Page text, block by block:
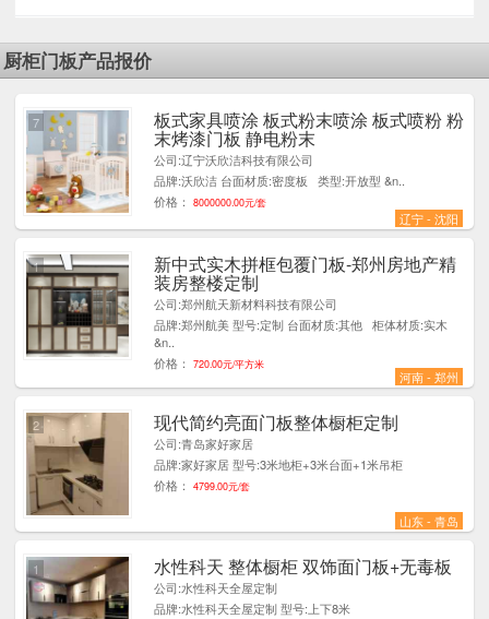
厨柜门板产品报价
板式家具喷涂 板式粉末喷涂 板式喷粉 粉
末烤漆门板 静电粉末
公司:辽宁沃欣洁科技有限公司
品牌:沃欣洁 台面材质:密度板 类型:开放型 &n..
价格：
8000000.00元/套
辽宁 - 沈阳
7
新中式实木拼框包覆门板-郑州房地产精
装房整楼定制
公司:郑州航天新材料科技有限公司
品牌:郑州航美 型号:定制 台面材质:其他 柜体材质:实木
&n..
价格：
720.00元/平方米
河南 - 郑州
1
现代简约亮面门板整体橱柜定制
公司:青岛家好家居
品牌:家好家居 型号:3米地柜+3米台面+1米吊柜
价格：
4799.00元/套
山东 - 青岛
2
水性科天 整体橱柜 双饰面门板+无毒板
公司:水性科天全屋定制
品牌:水性科天全屋定制 型号:上下8米
1